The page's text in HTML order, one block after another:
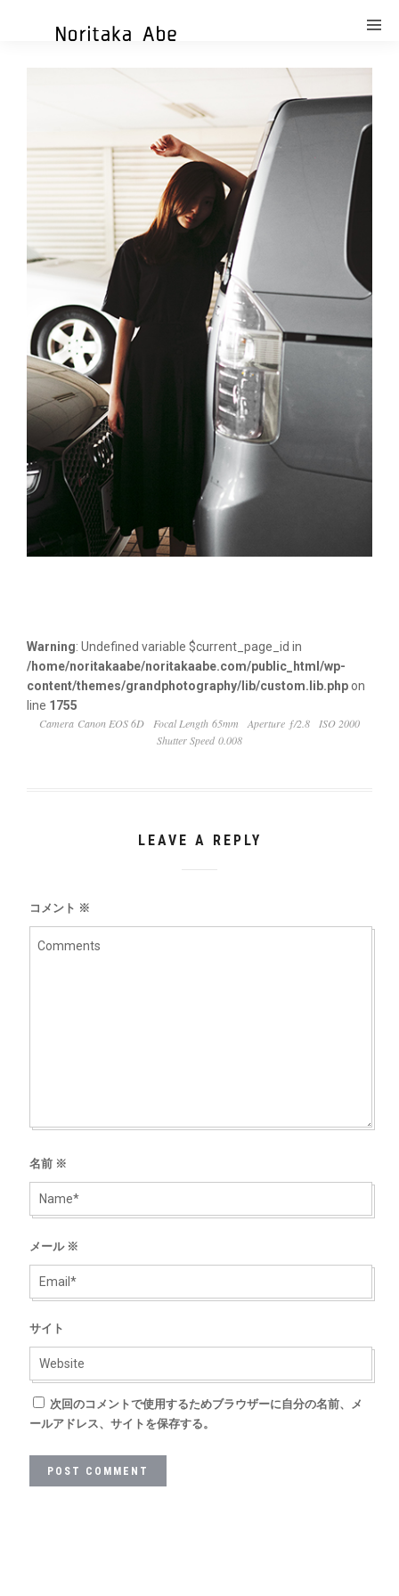
Warning: Undefined variable $current_page_id in
/home/noritakaabe/noritakaabe.com/public_html/wp-
content/themes/grandphotography/lib/custom.lib.phpon
line 1755
Camera Canon EOS 6D
Focal Length 65mm Aperture ƒ/2.8
ISO 2000
Shutter Speed 0.008
LEAVE A REPLY
コメント ※
名前 ※
メール ※
サイト
次回のコメントで使用するためブラウザーに自分の名前、メ
ールアドレス、サイトを保存する。